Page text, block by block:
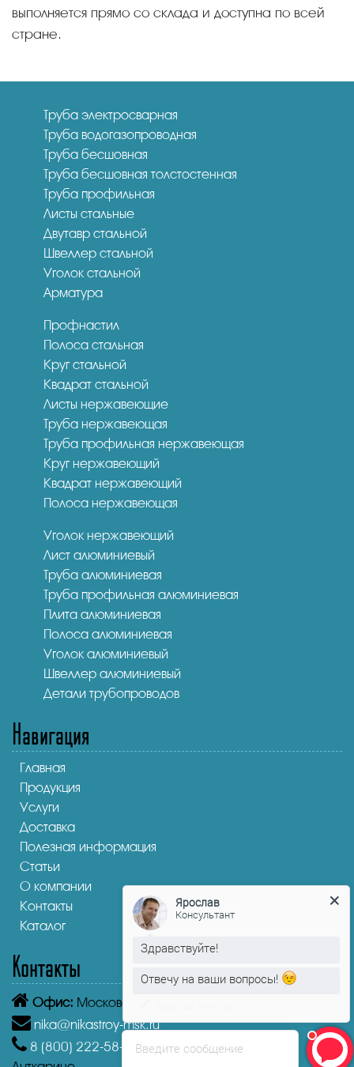
выполняется прямо со склада и доступна по всей
стране.
Труба электросварная
Труба водогазопроводная
Труба бесшовная
Труба бесшовная толстостенная
Труба профильная
Листы стальные
Двутавр стальной
Швеллер стальной
Уголок стальной
Арматура
Профнастил
Полоса стальная
Круг стальной
Квадрат стальной
Листы нержавеющие
Труба нержавеющая
Труба профильная нержавеющая
Круг нержавеющий
Квадрат нержавеющий
Полоса нержавеющая
Уголок нержавеющий
Лист алюминиевый
Труба алюминиевая
Труба профильная алюминиевая
Плита алюминиевая
Полоса алюминиевая
Уголок алюминиевый
Швеллер алюминиевый
Детали трубопроводов
Навигация
Главная
Продукция
Услуги
Доставка
Полезная информация
Статьи
О компании
Контакты
Каталог
Контакты
Офис: Московская область, Лыткарино, 1-й кв-л, 4А
nika@nikastroy-msk.ru
8 (800) 222-58-30 Звонок бесплатный из г.
Введите сообщение
Ярослав
Консультант
Здравствуйте!
Отвечу на ваши вопросы!